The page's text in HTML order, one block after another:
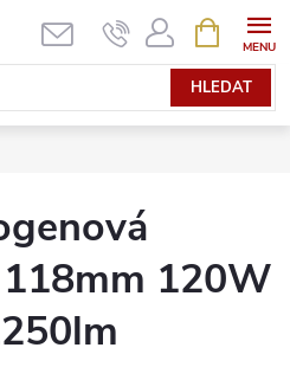
HLEDAT
NÁKUPNÍ
KOŠÍK
120W